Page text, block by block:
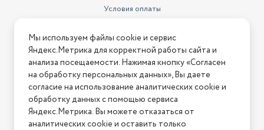
Условия оплаты
Условия возврата
Нашли ошибку на сайте? Напишите нам
2026 © Интернет-магазин "АстМаркет". У нас есть всё!
Политика конфиденциальности
Мы используем файлы cookie и сервис
Яндекс.Метрика для корректной работы сайта и
анализа посещаемости. Нажимая кнопку «Согласен
на обработку персональных данных», Вы даете
согласие на использование аналитических cookie и
обработку данных с помощью сервиса
Яндекс.Метрика. Вы можете отказаться от
аналитических cookie и оставить только